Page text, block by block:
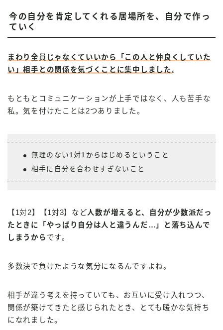
今の自分を肯定してくれる居場所を、自分で作っ
ていく
まわり全員じゃなくていいから「この人と仲良くしていた
い」相手との関係を気づくことに集中しました。
もともとコミュニケーションが上手ではなく、人も苦手な
私。気を付けたことは2つありました。
無理のない1対1からはじめるということ
相手に自分を合わせすぎないこと
【1対2】【1対3】など人数が増えると、自分が少数派だっ
たときに「やっぱり自分は人と違うんだ…」と落ち込んで
しまうから です。
多数決で負けたような気分になるんですよね。
相手が違う考えを持っていても、お互いに受け入れつつ、
関係が築けてきたと感じられたとき、とても暖かな気持ち
になれました。